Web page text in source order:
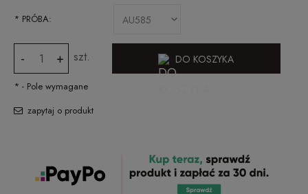
* PRÓBA:
- + szt. DO KOSZYKA
* - Pole wymagane
zapytaj o produkt